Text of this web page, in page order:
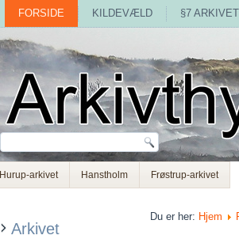
FORSIDE KILDEVÆLD §7 ARKIVET
Hurup-arkivet Hanstholm Frøstrup-arkivet
Arkivet
Du er her: Hjem